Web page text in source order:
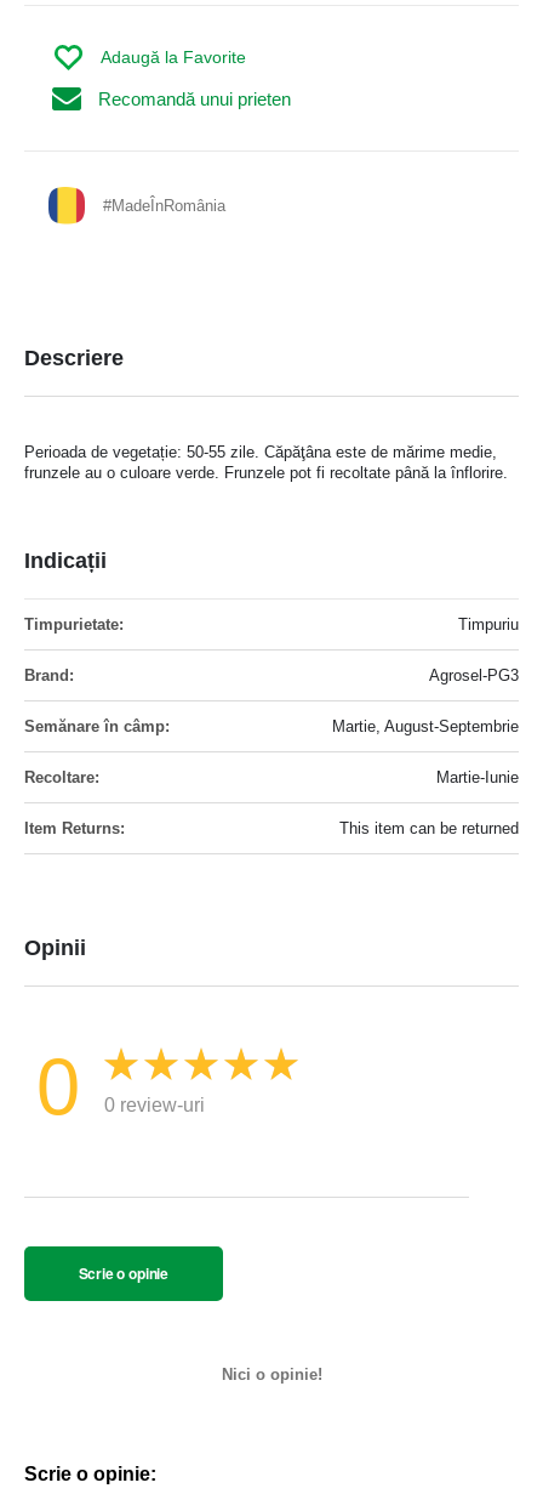
Recomandă unui prieten
Adaugă la Favorite
#MadeÎnRomânia
Descriere
Perioada de vegetație: 50-55 zile. Căpăţâna este de mărime medie,
frunzele au o culoare verde. Frunzele pot fi recoltate până la înflorire.
Indicații
multe
Timpuriu
Agrosel-PG3
Martie, August-Septembrie
Martie-Iunie
This item can be returned
Opinii
0 0 review-uri
Scrie o opinie
Nici o opinie!
Scrie o opinie: